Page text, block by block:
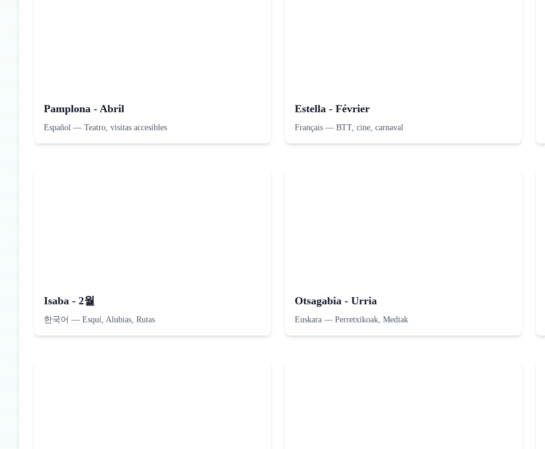
Pamplona - Abril
Español — Teatro, visitas accesibles
Estella - Février
Français — BTT, cine, carnaval
Isaba - 2월
한국어 — Esquí, Alubias, Rutas
Otsagabia - Urria
Euskara — Perretxikoak, Mediak